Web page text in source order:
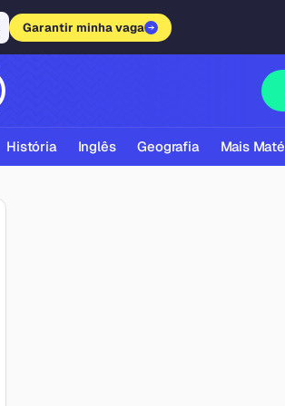
Garantir minha vaga
História Inglês Geografia Mais